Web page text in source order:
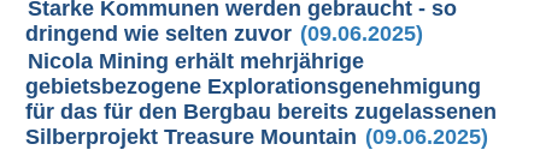
Starke Kommunen werden gebraucht - so
dringend wie selten zuvor (09.06.2025)
Nicola Mining erhält mehrjährige
gebietsbezogene Explorationsgenehmigung
für das für den Bergbau bereits zugelassenen
Silberprojekt Treasure Mountain (09.06.2025)